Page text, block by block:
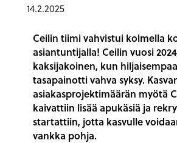
14.2.2025
Ceilin tiimi vahvistui kolmella
asiantuntijalla! Ceilin vuosi
kaksijakoinen, kun
tasapainotti vahva syksy.
asiakasprojektimäärän myötä
kaivattiin lisää apukäsiä ja
startattiin, jotta kasvulle
vankka pohja.